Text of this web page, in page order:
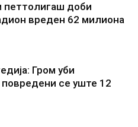
петтолигаш доби
вреден 62 милиона
Гром уби
се уште 12